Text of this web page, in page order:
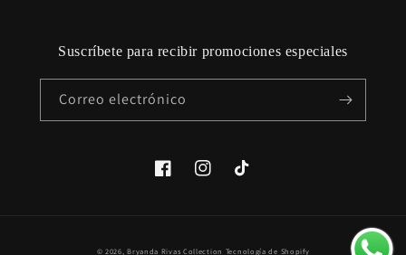
Suscríbete para recibir promociones especiales
Correo electrónico
FacebookInstagramTikTok
© 2026,Bryanda Rivas Collection Tecnología de Shopify